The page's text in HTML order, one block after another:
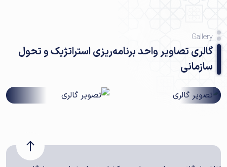
Gallery
گالری تصاویر واحد برنامه‌ریزی استراتژیک و تحول
سازمانی